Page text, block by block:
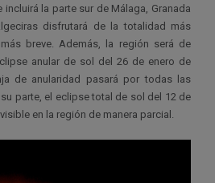
la parte sur de Málaga, Granada
disfrutará de la totalidad más
breve. Además, la región será de
anular de sol del 26 de enero de
de anularidad pasará por todas las
parte, el eclipse total de sol del 12 de
en la región de manera parcial.